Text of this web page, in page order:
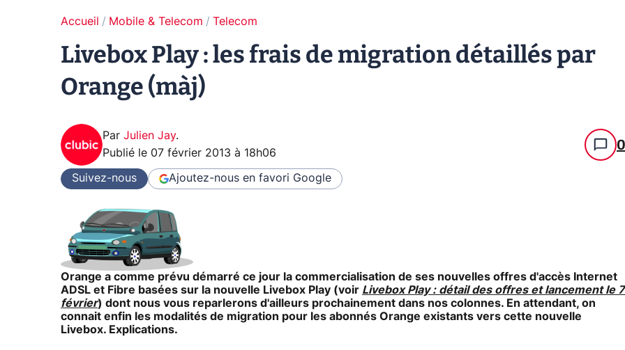
Accueil Mobile & Telecom Telecom
Livebox Play : les frais de migration détaillés par
Orange (màj)
Par Julien Jay.
Publié le 07 février 2013 à 18h06 0
Suivez-nous Ajoutez-nous en favori Google
Orange a comme prévu démarré ce jour la commercialisation de ses nouvelles offres d'accès Internet
ADSL et Fibre basées sur la nouvelle Livebox Play (voir Livebox Play : détail des offres et lancement le 7
février) dont nous vous reparlerons d'ailleurs prochainement dans nos colonnes. En attendant, on
connait enfin les modalités de migration pour les abonnés Orange existants vers cette nouvelle
Livebox. Explications.